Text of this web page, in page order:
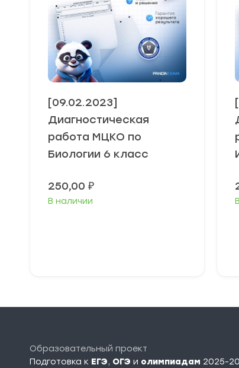
[09.02.2023]
Диагностическая
работа МЦКО по
Биологии 6 класс
250,00 ₽
В наличии
Образовательный проект
Подготовка к ЕГЭ, ОГЭ и олимпиадам 2025-